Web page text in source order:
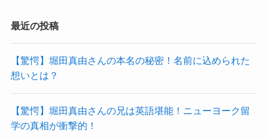
最近の投稿
【驚愕】堀田真由さんの本名の秘密！名前に込められた
想いとは？
【驚愕】堀田真由さんの兄は英語堪能！ニューヨーク留
学の真相が衝撃的！